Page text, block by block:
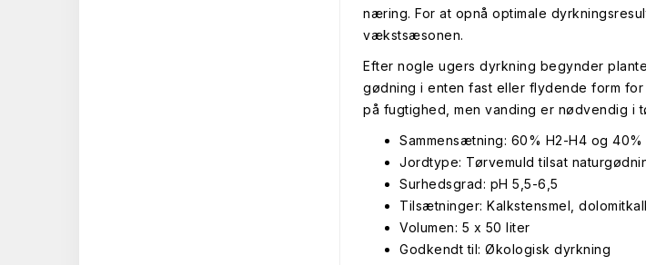
næring. For at opnå optimale
vækstsæsonen.
Efter nogle ugers dyrkning begynder
gødning i enten fast eller flydende form
på fugtighed, men vanding er nødvendig
Sammensætning: 60% H2-H4 og 40%
Jordtype: Tørvemuld tilsat
Surhedsgrad: pH 5,5-6,5
Tilsætninger: Kalkstensmel,
Volumen: 5 x 50 liter
Godkendt til: Økologisk dyrkning